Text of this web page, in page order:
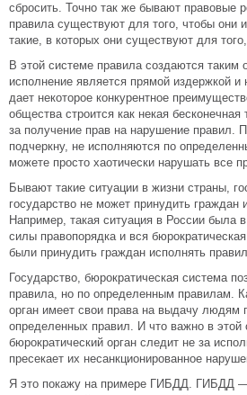
сбросить. Точно так же бывают правовые
правила существуют для того, чтобы они
такие, в которых они существуют для
В этой системе правила создаются таким
исполнение является прямой издержкой
дает некоторое конкурентное
общества строится как некая бесконечная
за получение прав на нарушение правил.
подчеркну, не исполняются по
можете просто хаотически нарушать все
Бывают такие ситуации в жизни страны,
государство не может принудить граждан
Например, такая ситуация в России была
силы правопорядка и вся
были принудить граждан исполнять
Государство, бюрократическая система
правила, но по определенным правилам.
орган имеет свои права на выдачу людям
определенных правил. И что важно в
бюрократический орган следит не за
пресекает их несанкционированное
Я это покажу на примере ГИБДД. ГИБДД —